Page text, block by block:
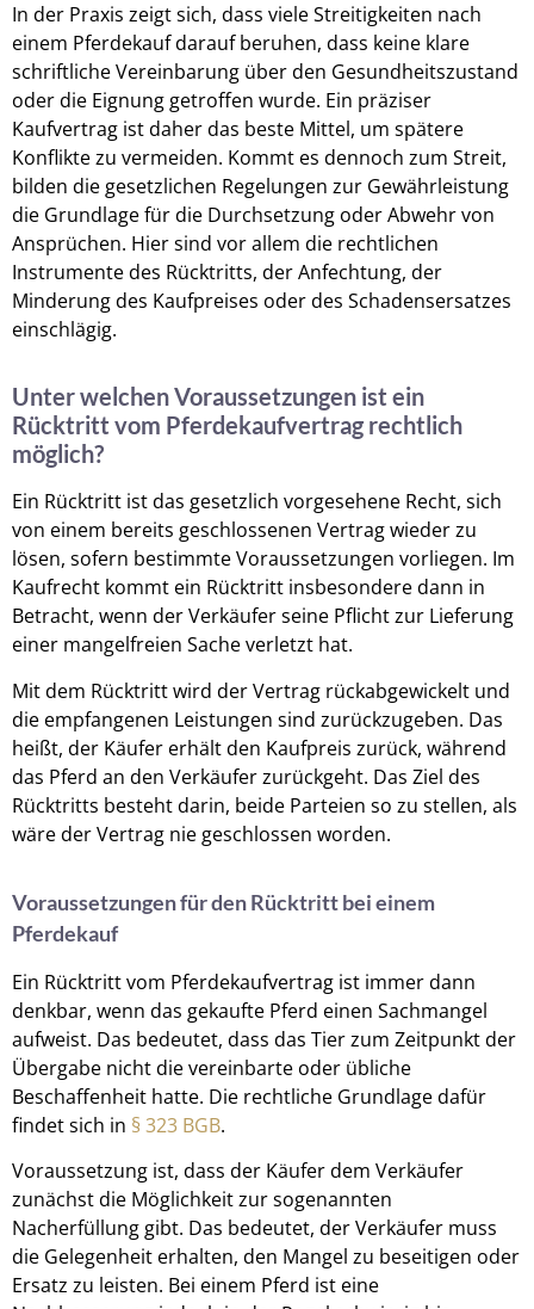
In der Praxis zeigt sich, dass viele Streitigkeiten nach
einem Pferdekauf darauf beruhen, dass keine klare
schriftliche Vereinbarung über den Gesundheitszustand
oder die Eignung getroffen wurde. Ein präziser
Kaufvertrag ist daher das beste Mittel, um spätere
Konflikte zu vermeiden. Kommt es dennoch zum Streit,
bilden die gesetzlichen Regelungen zur Gewährleistung
die Grundlage für die Durchsetzung oder Abwehr von
Ansprüchen. Hier sind vor allem die rechtlichen
Instrumente des Rücktritts, der Anfechtung, der
Minderung des Kaufpreises oder des Schadensersatzes
einschlägig.
Unter welchen Voraussetzungen ist ein
Rücktritt vom Pferdekaufvertrag rechtlich
möglich?
Ein Rücktritt ist das gesetzlich vorgesehene Recht, sich
von einem bereits geschlossenen Vertrag wieder zu
lösen, sofern bestimmte Voraussetzungen vorliegen. Im
Kaufrecht kommt ein Rücktritt insbesondere dann in
Betracht, wenn der Verkäufer seine Pflicht zur Lieferung
einer mangelfreien Sache verletzt hat.
Mit dem Rücktritt wird der Vertrag rückabgewickelt und
die empfangenen Leistungen sind zurückzugeben. Das
heißt, der Käufer erhält den Kaufpreis zurück, während
das Pferd an den Verkäufer zurückgeht. Das Ziel des
Rücktritts besteht darin, beide Parteien so zu stellen, als
wäre der Vertrag nie geschlossen worden.
Voraussetzungen für den Rücktritt bei einem
Pferdekauf
Ein Rücktritt vom Pferdekaufvertrag ist immer dann
denkbar, wenn das gekaufte Pferd einen Sachmangel
aufweist. Das bedeutet, dass das Tier zum Zeitpunkt der
Übergabe nicht die vereinbarte oder übliche
Beschaffenheit hatte. Die rechtliche Grundlage dafür
findet sich in § 323 BGB.
Voraussetzung ist, dass der Käufer dem Verkäufer
zunächst die Möglichkeit zur sogenannten
Nacherfüllung gibt. Das bedeutet, der Verkäufer muss
die Gelegenheit erhalten, den Mangel zu beseitigen oder
Ersatz zu leisten. Bei einem Pferd ist eine